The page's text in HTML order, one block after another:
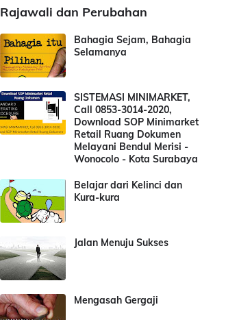
Rajawali dan Perubahan
Bahagia Sejam, Bahagia
Selamanya
SISTEMASI MINIMARKET,
Call 0853-3014-2020,
Download SOP Minimarket
Retail Ruang Dokumen
Melayani Bendul Merisi -
Wonocolo - Kota Surabaya
Belajar dari Kelinci dan
Kura-kura
Jalan Menuju Sukses
Mengasah Gergaji